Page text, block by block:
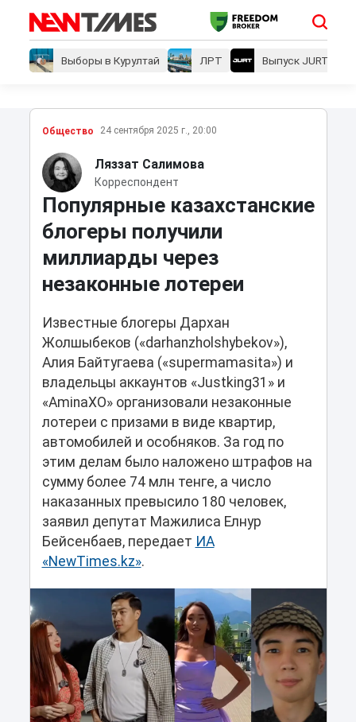
Выборы в Курултай ЛРТ Выпуск JURT
Общество 24 сентября 2025 г., 20:00
Ляззат Салимова
Корреспондент
Популярные казахстанские
блогеры получили
миллиарды через
незаконные лотереи
Известные блогеры Дархан
Жолшыбеков («darhanzholshybekov»),
Алия Байтугаева («supermamasita») и
владельцы аккаунтов «Justking31» и
«AminaXO» организовали незаконные
лотереи с призами в виде квартир,
автомобилей и особняков. За год по
этим делам было наложено штрафов на
сумму более 74 млн тенге, а число
наказанных превысило 180 человек,
заявил депутат Мажилиса Елнур
Бейсенбаев, передает ИА
«NewTimes.kz».